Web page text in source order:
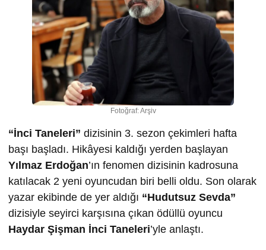
Fotoğraf: Arşiv
“İnci Taneleri” dizisinin 3. sezon çekimleri hafta
başı başladı. Hikâyesi kaldığı yerden başlayan
Yılmaz Erdoğan’ın fenomen dizisinin kadrosuna
katılacak 2 yeni oyuncudan biri belli oldu. Son olarak
yazar ekibinde de yer aldığı “Hudutsuz Sevda”
dizisiyle seyirci karşısına çıkan ödüllü oyuncu
Haydar Şişman İnci Taneleri’yle anlaştı.